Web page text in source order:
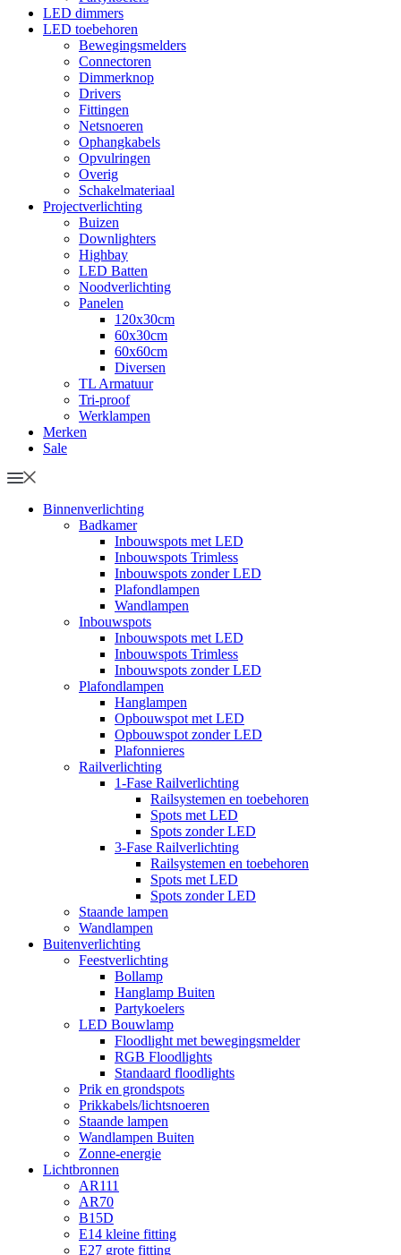
LED dimmers
LED toebehoren
Bewegingsmelders
Connectoren
Dimmerknop
Drivers
Fittingen
Netsnoeren
Ophangkabels
Opvulringen
Overig
Schakelmateriaal
Projectverlichting
Buizen
Downlighters
Highbay
LED Batten
Noodverlichting
Panelen
120x30cm
60x30cm
60x60cm
Diversen
TL Armatuur
Tri-proof
Werklampen
Merken
Sale
Binnenverlichting
Badkamer
Inbouwspots met LED
Inbouwspots Trimless
Inbouwspots zonder LED
Plafondlampen
Wandlampen
Inbouwspots
Inbouwspots met LED
Inbouwspots Trimless
Inbouwspots zonder LED
Plafondlampen
Hanglampen
Opbouwspot met LED
Opbouwspot zonder LED
Plafonnieres
Railverlichting
1-Fase Railverlichting
Railsystemen en toebehoren
Spots met LED
Spots zonder LED
3-Fase Railverlichting
Railsystemen en toebehoren
Spots met LED
Spots zonder LED
Staande lampen
Wandlampen
Buitenverlichting
Feestverlichting
Bollamp
Hanglamp Buiten
Partykoelers
LED Bouwlamp
Floodlight met bewegingsmelder
RGB Floodlights
Standaard floodlights
Prik en grondspots
Prikkabels/lichtsnoeren
Staande lampen
Wandlampen Buiten
Zonne-energie
Lichtbronnen
AR111
AR70
B15D
E14 kleine fitting
E27 grote fitting